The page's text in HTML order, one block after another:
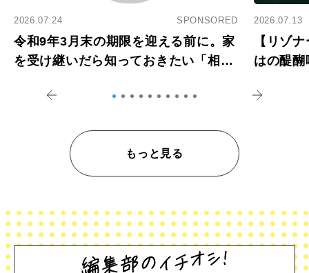
2026.07.24 SPONSORED
令和9年3月末の期限を迎える前に。家
を受け継いだら知っておきたい「相続
2026.07.13
【リゾ
はの醍
もっと見る